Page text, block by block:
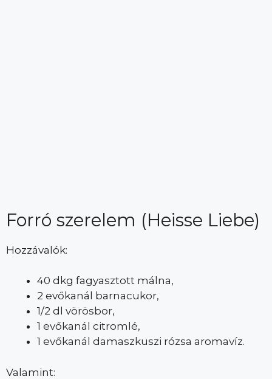
Forró szerelem (Heisse Liebe)
Hozzávalók:
40 dkg fagyasztott málna,
2 evőkanál barnacukor,
1/2 dl vörösbor,
1 evőkanál citromlé,
1 evőkanál damaszkuszi rózsa aromavíz.
Valamint: